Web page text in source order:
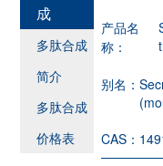
成
多肽合成
简介
多肽合成
价格表
产品名
称：
别名：
CAS：